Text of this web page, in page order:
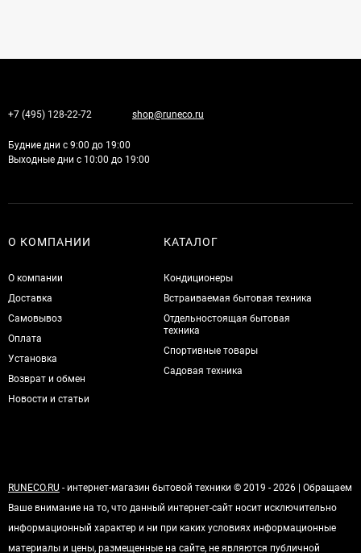
+7 (495) 128-22-72 shop@runeco.ru
Будние дни с 9:00 до 19:00
Выходные дни с 10:00 до 19:00
О КОМПАНИИ
О компании
Доставка
Самовывоз
Оплата
Установка
Возврат и обмен
Новости и статьи
КАТАЛОГ
Кондиционеры
Встраиваемая бытовая техника
Отдельностоящая бытовая
техника
Спортивные товары
Садовая техника
RUNECO.RU - интернет-магазин бытовой техники © 2019 - 2026 | Обращаем
Ваше внимание на то, что данный интернет-сайт носит исключительно
информационный характер и ни при каких условиях информационные
материалы и цены, размещенные на сайте, не являются публичной